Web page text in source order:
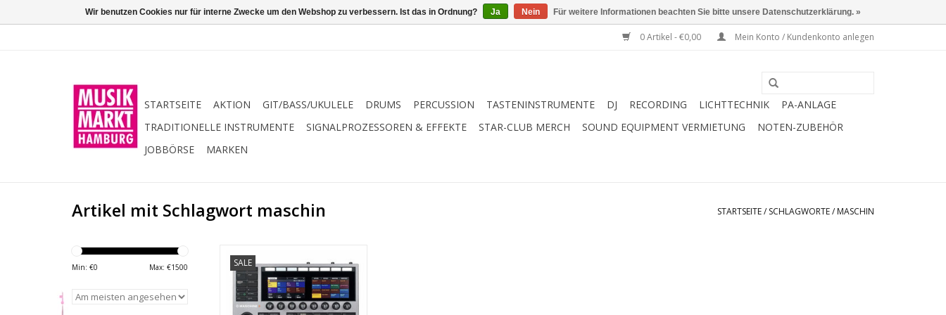
0 Artikel - €0,00 Mein Konto / Kundenkonto anlegen
STARTSEITE AKTION GIT/BASS/UKULELE DRUMS PERCUSSION TASTENINSTRUMENTE DJ RECORDING LICHTTECHNIK
PA-ANLAGE
TRADITIONELLE INSTRUMENTE
SIGNALPROZESSOREN & EFFEKTE STAR-CLUB MERCH SOUND EQUIPMENT VERMIETUNG
NOTEN-ZUBEHÖR
JOBBÖRSE
MARKEN
Artikel mit Schlagwort maschin STARTSEITE/ SCHLAGWORTE/ MASCHIN
Min: €0 Max: €1500 SALE
Stand-alone Grovebox!
MASCHINE+ ist Sampler, Drum-
Wir benutzen Cookies nur für interne Zwecke um den Webshop zu verbessern. Ist das in Ordnung? Ja Nein Für weitere Informationen beachten Sie bitte unsere Datenschutzerklärung. »